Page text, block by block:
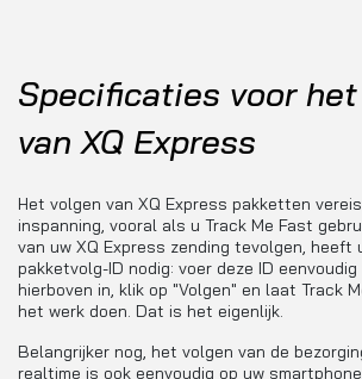
Specificaties voor het
van XQ Express
Het volgen van XQ Express pakketten
inspanning, vooral als u Track Me Fast
van uw XQ Express zending tevolgen, heeft
pakketvolg-ID nodig: voer deze ID
hierboven in, klik op "Volgen" en laat Track
het werk doen. Dat is het eigenlijk.
Belangrijker nog, het volgen van de
realtime is ook eenvoudig op uw